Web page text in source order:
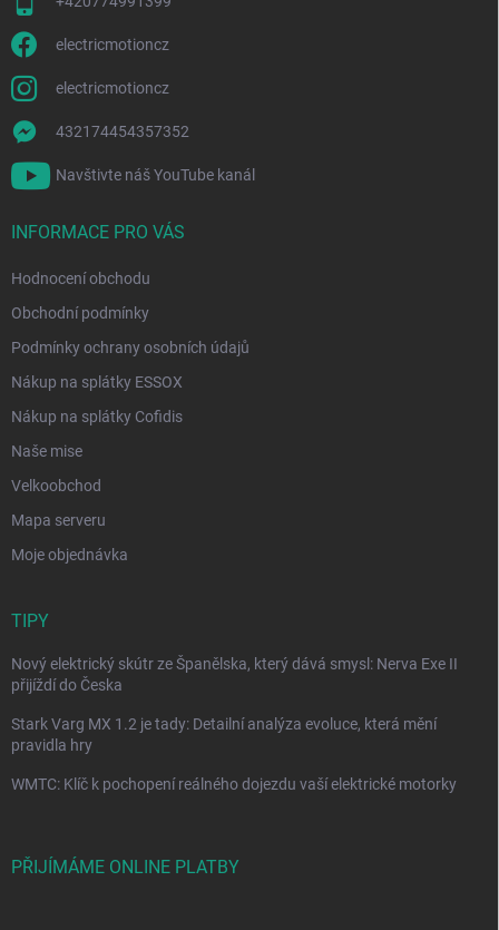
electricmotioncz
electricmotioncz
432174454357352
Navštivte náš YouTube kanál
INFORMACE PRO VÁS
Hodnocení obchodu
Obchodní podmínky
Podmínky ochrany osobních údajů
Nákup na splátky ESSOX
Nákup na splátky Cofidis
Naše mise
Velkoobchod
Mapa serveru
Moje objednávka
TIPY
Nový elektrický skútr ze Španělska, který dává smysl: Nerva Exe II
přijíždí do Česka
Stark Varg MX 1.2 je tady: Detailní analýza evoluce, která mění
pravidla hry
WMTC: Klíč k pochopení reálného dojezdu vaší elektrické motorky
PŘIJÍMÁME ONLINE PLATBY